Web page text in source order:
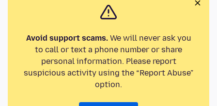
Avoid support scams.We will never ask you
to call or text a phone number or share
personal information. Please report
suspicious activity using the “Report Abuse”
option.